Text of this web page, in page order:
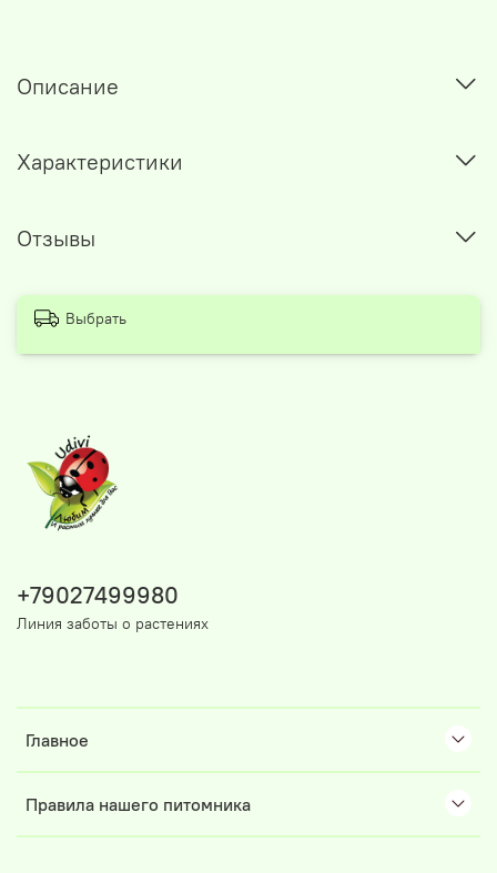
Описание
Характеристики
Отзывы
Выбрать
Главное
Правила нашего питомника
+79027499980
Линия заботы о растениях